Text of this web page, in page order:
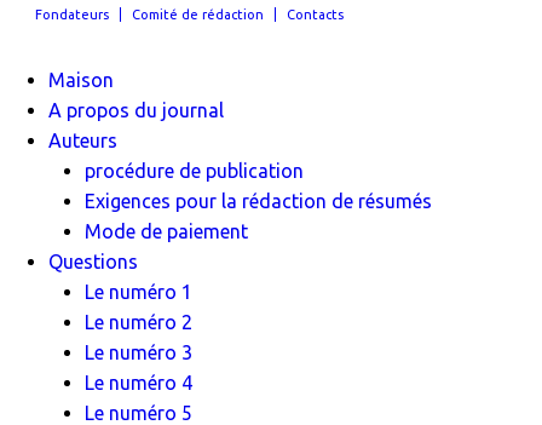
Fondateurs Comité de rédaction Contacts
Maison
A propos du journal
Auteurs
procédure de publication
Exigences pour la rédaction de résumés
Mode de paiement
Questions
Le numéro 1
Le numéro 2
Le numéro 3
Le numéro 4
Le numéro 5